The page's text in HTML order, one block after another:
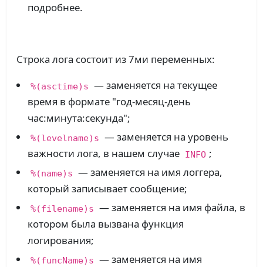
подробнее.
Строка лога состоит из 7ми переменных:
%(asctime)s — заменяется на текущее
время в формате "год-месяц-день
час:минута:секунда";
%(levelname)s — заменяется на уровень
важности лога, в нашем случае INFO ;
%(name)s — заменяется на имя логгера,
который записывает сообщение;
%(filename)s — заменяется на имя файла, в
котором была вызвана функция
логирования;
%(funcName)s — заменяется на имя